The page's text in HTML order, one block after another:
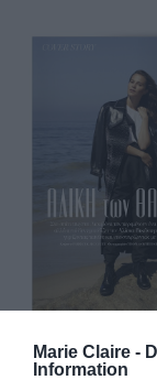
Marie Claire -
Information